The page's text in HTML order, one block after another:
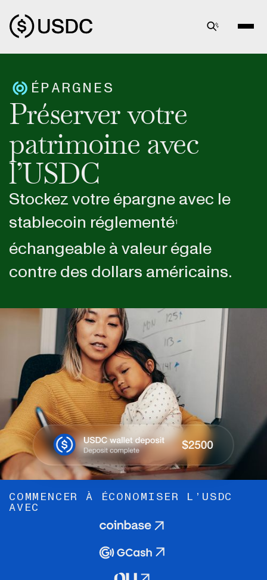
ÉPARGNES
Préserver votre
patrimoine avec
l’USDC
Stockez votre épargne avec le
stablecoin réglementé1
échangeable à valeur égale
contre des dollars américains.
COMMENCER À ÉCONOMISER L’USDC
AVEC